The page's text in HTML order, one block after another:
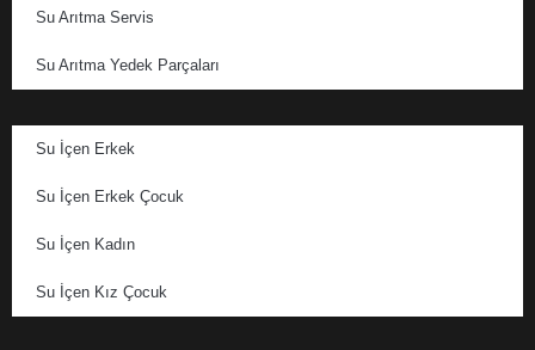
Su Arıtma Servis
Su Arıtma Yedek Parçaları
Su İçen Erkek
Su İçen Erkek Çocuk
Su İçen Kadın
Su İçen Kız Çocuk